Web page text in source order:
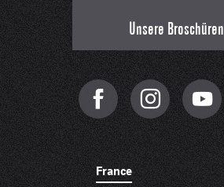
Unsere Broschüren
France